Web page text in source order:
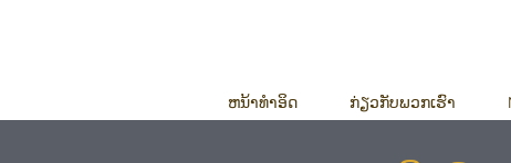
ຫນ້າທໍາອິດ ກ່ຽວ​ກັບ​ພວກ​ເຮົາ